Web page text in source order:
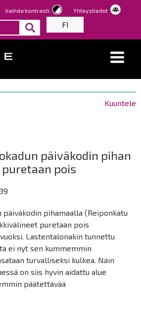
Vaihda kontrasti Yhteystiedot
FI
Kuuntele
päiväkodin pihan
pois
päiväkodin pihamaalla (Reiponkatu
puretaan pois
Lastentalonakin tunnettu
ei nyt sen kummemmin
turvalliseksi kulkea. Näin
on siis hyvin aidattu alue
päätettävää